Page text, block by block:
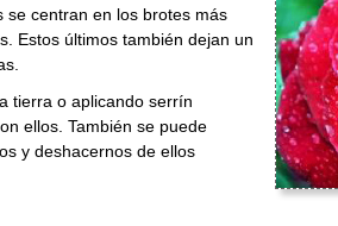
se centran en los brotes más
Estos últimos también dejan un
tierra o aplicando serrín
ellos. También se puede
y deshacernos de ellos